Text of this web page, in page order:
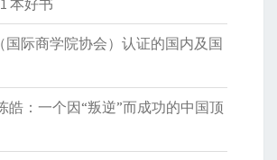
本好书
国际商学院协会）认证的国内及国
皓：一个因“叛逆”而成功的中国顶